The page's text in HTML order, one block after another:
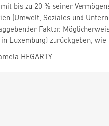
bis zu 20 % seiner
(Umwelt, Soziales und
Faktor.
Luxemburg) zurückgeben,
HEGARTY